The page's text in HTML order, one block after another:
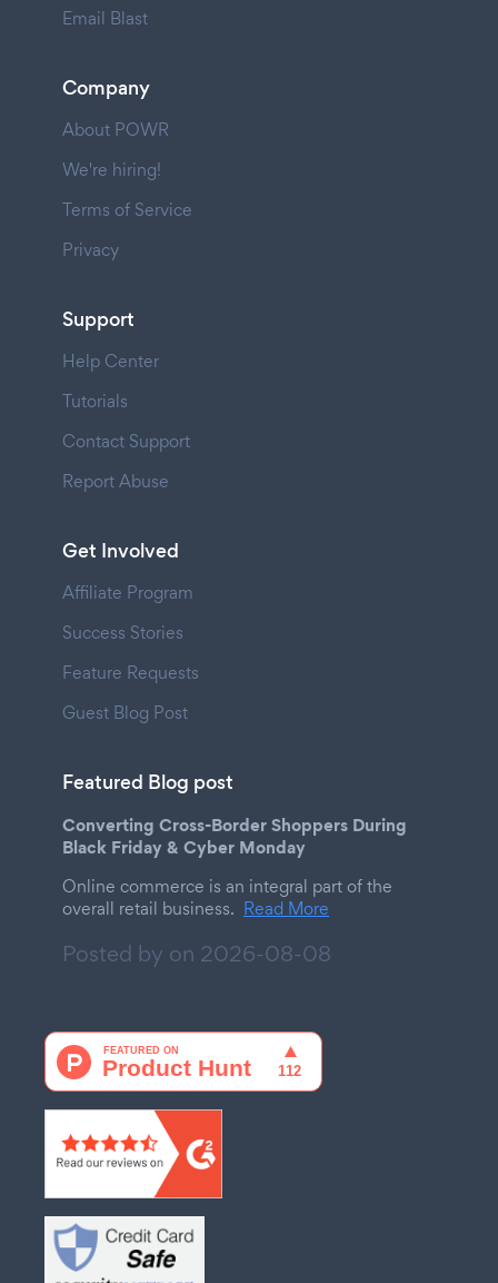
Email Blast
Company
About POWR
We're hiring!
Terms of Service
Privacy
Support
Help Center
Tutorials
Contact Support
Report Abuse
Get Involved
Affiliate Program
Success Stories
Feature Requests
Guest Blog Post
Featured Blog post
Converting Cross-Border Shoppers During
Black Friday & Cyber Monday
Online commerce is an integral part of the
overall retail business. Read More
Posted by on 2026-08-08